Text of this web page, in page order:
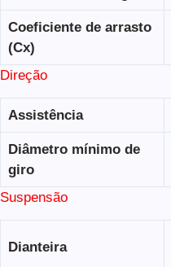
Coeficiente de arrasto
(Cx)
Direção
Assistência
Diâmetro mínimo de
giro
Suspensão
Dianteira